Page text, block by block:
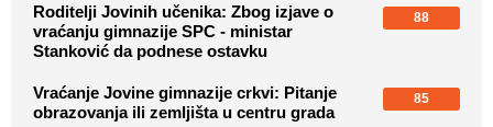
Roditelji Jovinih učenika: Zbog izjave o
vraćanju gimnazije SPC - ministar
Stanković da podnese ostavku
88
Vraćanje Jovine gimnazije crkvi: Pitanje
obrazovanja ili zemljišta u centru grada
85